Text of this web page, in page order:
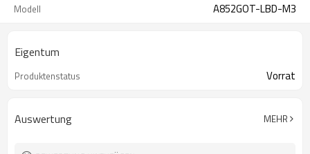
Modell A852GOT-LBD-M3
Eigentum
Produktenstatus Vorrat
Auswertung MEHR